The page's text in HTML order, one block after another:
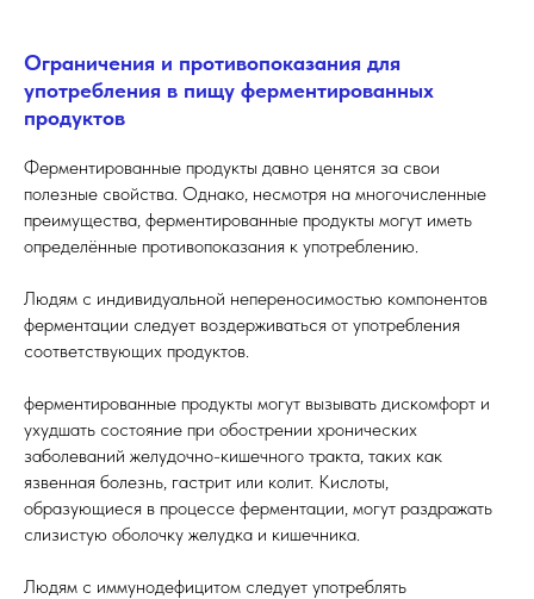
Ограничения и противопоказания для
употребления в пищу ферментированных
продуктов
Ферментированные продукты давно ценятся за свои
полезные свойства. Однако, несмотря на многочисленные
преимущества, ферментированные продукты могут иметь
определённые противопоказания к употреблению.
Людям с индивидуальной непереносимостью компонентов
ферментации следует воздерживаться от употребления
соответствующих продуктов.
ферментированные продукты могут вызывать дискомфорт и
ухудшать состояние при обострении хронических
заболеваний желудочно-кишечного тракта, таких как
язвенная болезнь, гастрит или колит. Кислоты,
образующиеся в процессе ферментации, могут раздражать
слизистую оболочку желудка и кишечника.
Людям с иммунодефицитом следует употреблять